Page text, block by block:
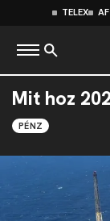
TELEX
Mit hoz
PÉNZ